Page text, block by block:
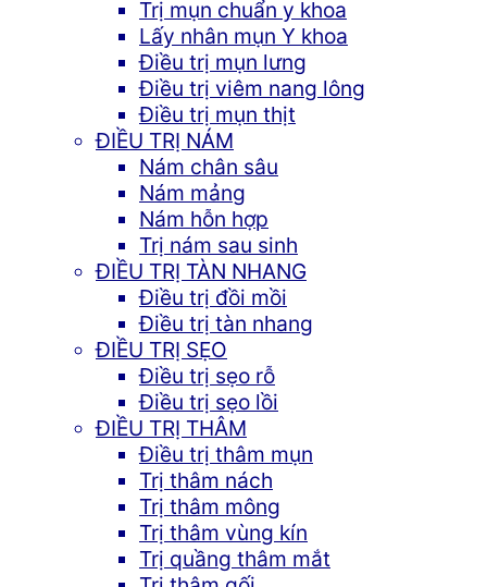
Trị mụn chuẩn y khoa
Lấy nhân mụn Y khoa
Điều trị mụn lưng
Điều trị viêm nang lông
Điều trị mụn thịt
ĐIỀU TRỊ NÁM
Nám chân sâu
Nám mảng
Nám hỗn hợp
Trị nám sau sinh
ĐIỀU TRỊ TÀN NHANG
Điều trị đồi mồi
Điều trị tàn nhang
ĐIỀU TRỊ SẸO
Điều trị sẹo rỗ
Điều trị sẹo lồi
ĐIỀU TRỊ THÂM
Điều trị thâm mụn
Trị thâm nách
Trị thâm mông
Trị thâm vùng kín
Trị quầng thâm mắt